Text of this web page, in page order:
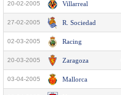
20-02-2005 Villarreal
27-02-2005 R. Sociedad
02-03-2005 Racing
20-03-2005 Zaragoza
03-04-2005 Mallorca